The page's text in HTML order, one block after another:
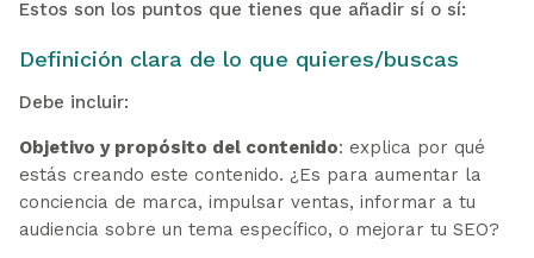
Estos son los puntos que tienes que añadir sí o sí:
Definición clara de lo que quieres/buscas
Debe incluir:
Objetivo y propósito del contenido: explica por qué
estás creando este contenido. ¿Es para aumentar la
conciencia de marca, impulsar ventas, informar a tu
audiencia sobre un tema específico, o mejorar tu SEO?